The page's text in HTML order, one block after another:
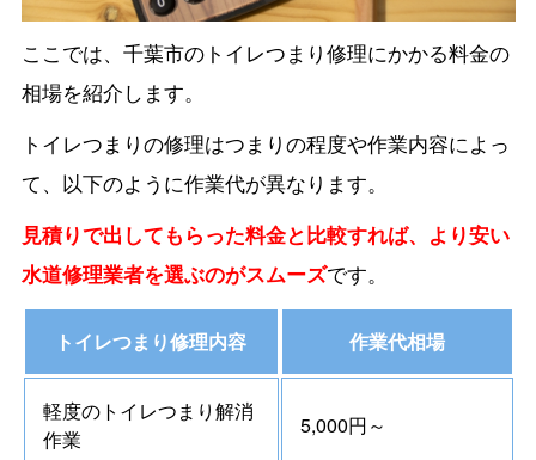
ここでは、千葉市のトイレつまり修理にかかる料金の
相場を紹介します。
トイレつまりの修理はつまりの程度や作業内容によっ
て、以下のように作業代が異なります。
見積りで出してもらった料金と比較すれば、より安い
水道修理業者を選ぶのがスムーズです。
トイレつまり修理内容 作業代相場
軽度のトイレつまり解消
作業
5,000円～